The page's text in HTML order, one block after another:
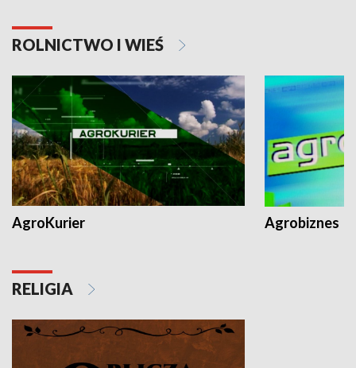
ROLNICTWO I WIEŚ
AgroKurier Agrobiznes
RELIGIA